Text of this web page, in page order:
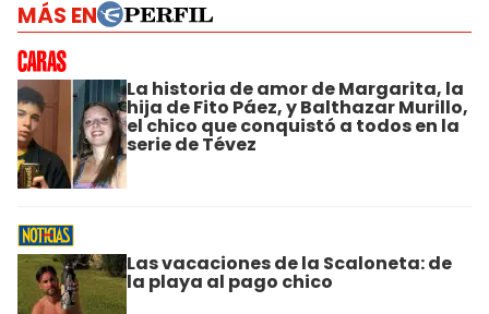
MÁS EN
La historia de amor de Margarita, la
hija de Fito Páez, y Balthazar Murillo,
el chico que conquistó a todos en la
serie de Tévez
Las vacaciones de la Scaloneta: de
la playa al pago chico